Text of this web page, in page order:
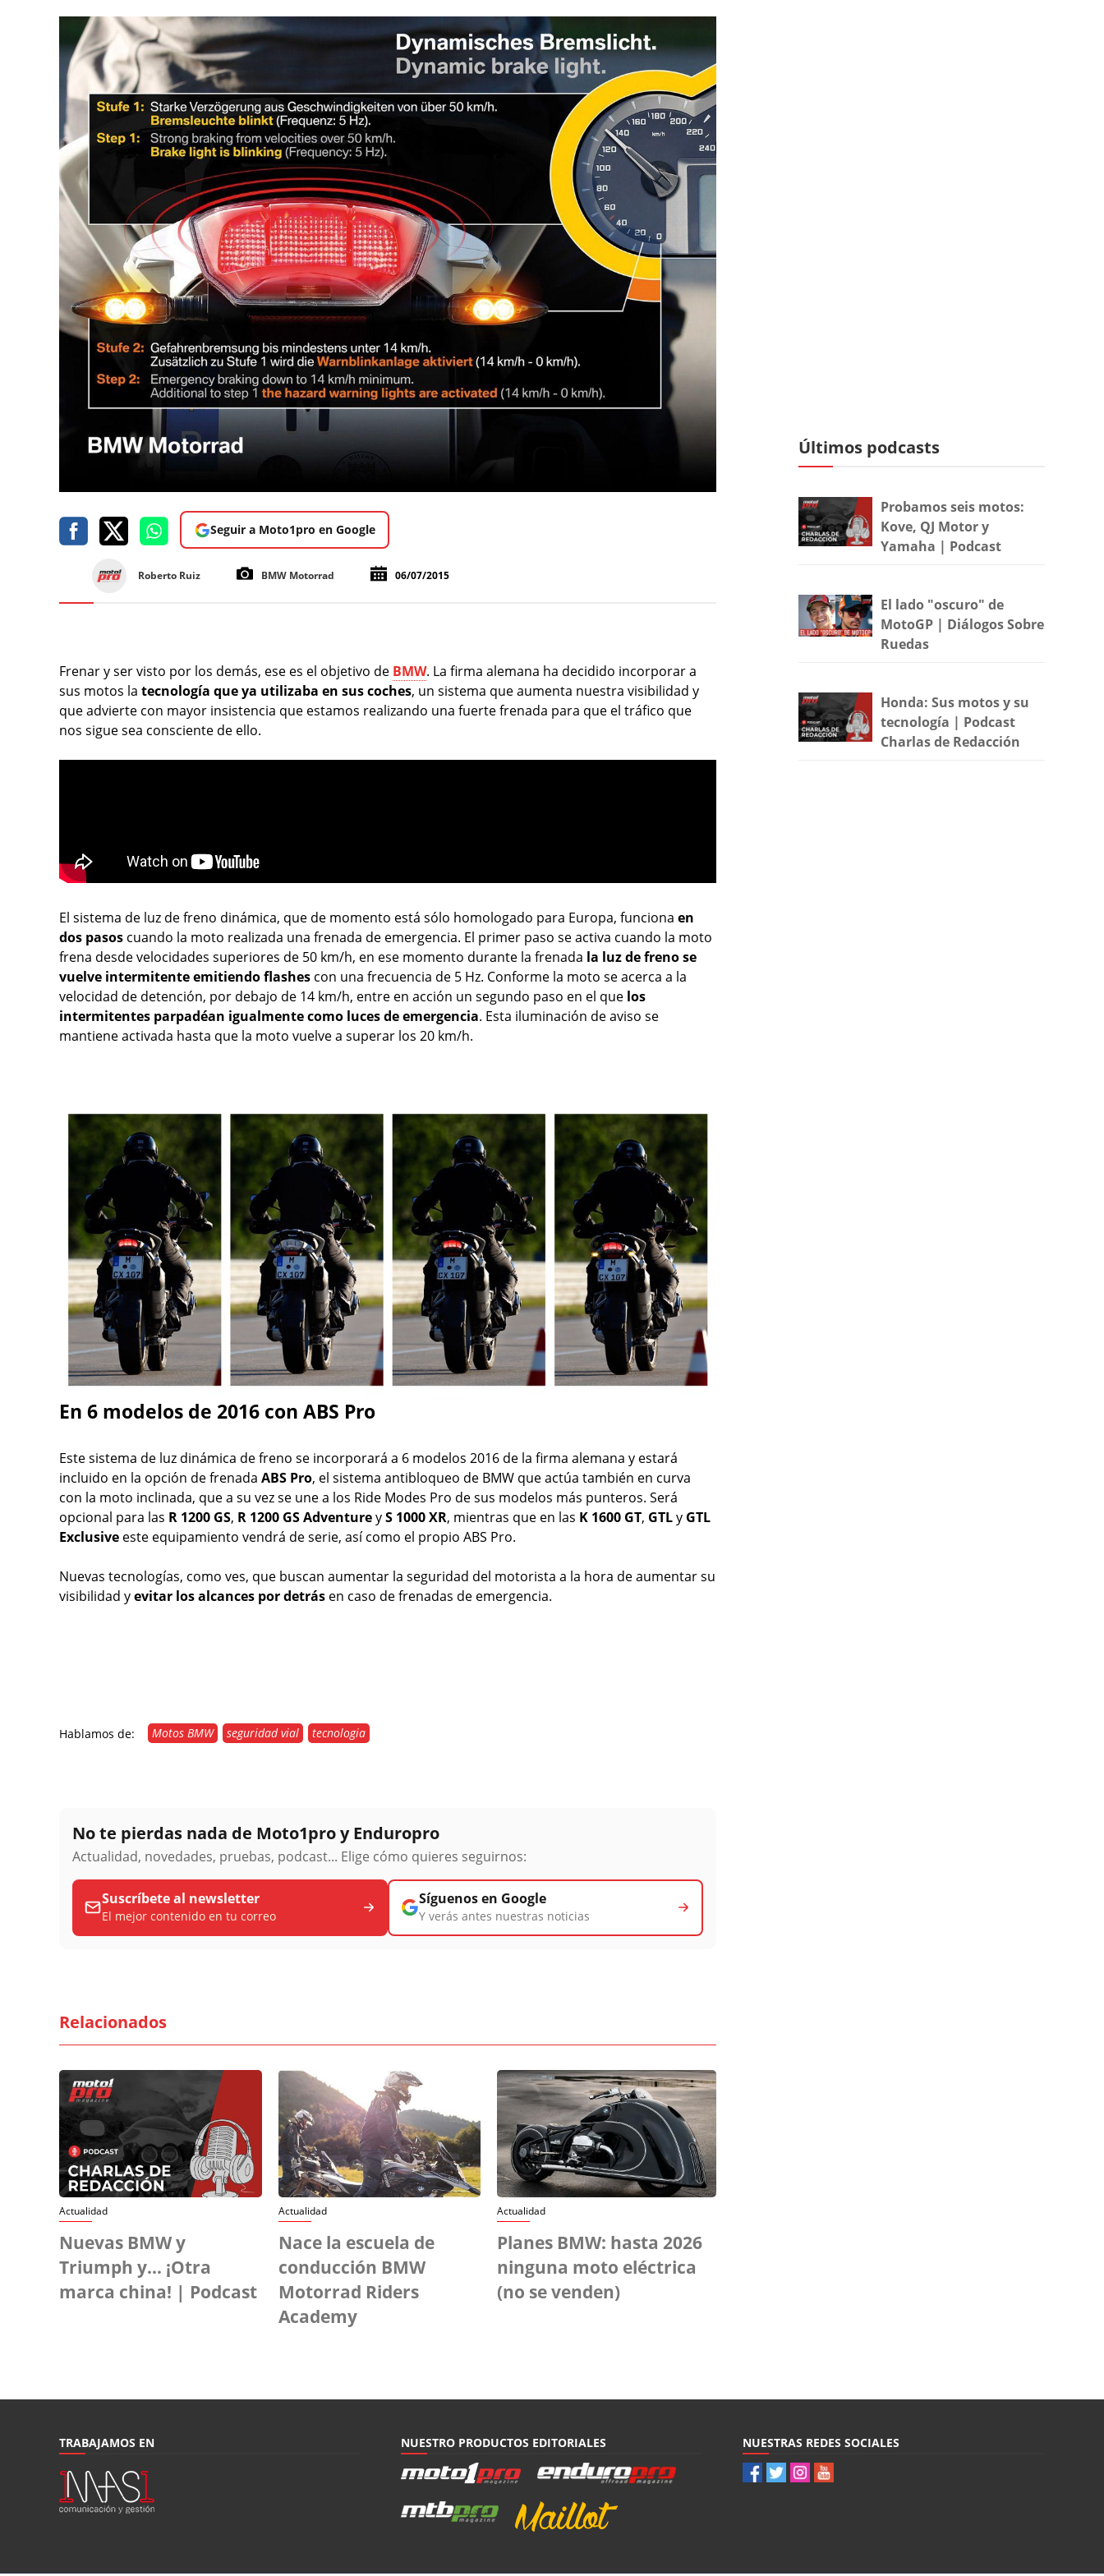
Seguir a Moto1pro en Google
Roberto Ruiz BMW Motorrad 06/07/2015
Frenar y ser visto por los demás, ese es el objetivo de BMW. La firma alemana ha decidido incorporar a
sus motos la tecnología que ya utilizaba en sus coches, un sistema que aumenta nuestra visibilidad y
que advierte con mayor insistencia que estamos realizando una fuerte frenada para que el tráfico que
nos sigue sea consciente de ello.
El sistema de luz de freno dinámica, que de momento está sólo homologado para Europa, funciona en
dos pasos cuando la moto realizada una frenada de emergencia. El primer paso se activa cuando la moto
frena desde velocidades superiores de 50 km/h, en ese momento durante la frenada la luz de freno se
vuelve intermitente emitiendo flashes con una frecuencia de 5 Hz. Conforme la moto se acerca a la
velocidad de detención, por debajo de 14 km/h, entre en acción un segundo paso en el que los
intermitentes parpadéan igualmente como luces de emergencia. Esta iluminación de aviso se
mantiene activada hasta que la moto vuelve a superar los 20 km/h.
En 6 modelos de 2016 con ABS Pro
Este sistema de luz dinámica de freno se incorporará a 6 modelos 2016 de la firma alemana y estará
incluido en la opción de frenada ABS Pro, el sistema antibloqueo de BMW que actúa también en curva
con la moto inclinada, que a su vez se une a los Ride Modes Pro de sus modelos más punteros. Será
opcional para las R 1200 GS, R 1200 GS AdventureyS 1000 XR, mientras que en las K 1600 GT, GTLy GTL
Exclusive este equipamiento vendrá de serie, así como el propio ABS Pro.
Nuevas tecnologías, como ves, que buscan aumentar la seguridad del motorista a la hora de aumentar su
visibilidad yevitar los alcances por detrás en caso de frenadas de emergencia.
Hablamos de: Motos BMW seguridad vial tecnologia
No te pierdas nada de Moto1pro y Enduropro
Actualidad, novedades, pruebas, podcast... Elige cómo quieres seguirnos:
Suscríbete al newsletter
El mejor contenido en tu correo
Síguenos en Google
Y verás antes nuestras noticias
Relacionados
Actualidad
Nuevas BMW y
Triumph y… ¡Otra
marca china! | Podcast
Actualidad
Nace la escuela de
conducción BMW
Motorrad Riders
Academy
Actualidad
Planes BMW: hasta 2026
ninguna moto eléctrica
(no se venden)
Últimos podcasts
Probamos seis motos:
Kove, QJ Motor y
Yamaha | Podcast
El lado "oscuro" de
MotoGP | Diálogos Sobre
Ruedas
Honda: Sus motos y su
tecnología | Podcast
Charlas de Redacción
TRABAJAMOS EN NUESTRO PRODUCTOS EDITORIALES NUESTRAS REDES SOCIALES